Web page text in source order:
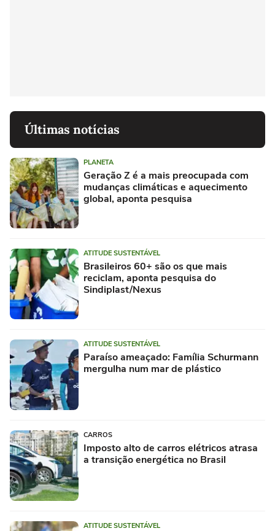
Últimas notícias
PLANETA
Geração Z é a mais preocupada com
mudanças climáticas e aquecimento
global, aponta pesquisa
ATITUDE SUSTENTÁVEL
Brasileiros 60+ são os que mais
reciclam, aponta pesquisa do
Sindiplast/Nexus
ATITUDE SUSTENTÁVEL
Paraíso ameaçado: Família Schurmann
mergulha num mar de plástico
CARROS
Imposto alto de carros elétricos atrasa
a transição energética no Brasil
ATITUDE SUSTENTÁVEL